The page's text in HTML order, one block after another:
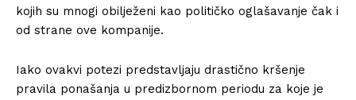
kojih su mnogi obilježeni kao političko oglašavanje čak i
od strane ove kompanije.
Iako ovakvi potezi predstavljaju drastično kršenje
pravila ponašanja u predizbornom periodu za koje je